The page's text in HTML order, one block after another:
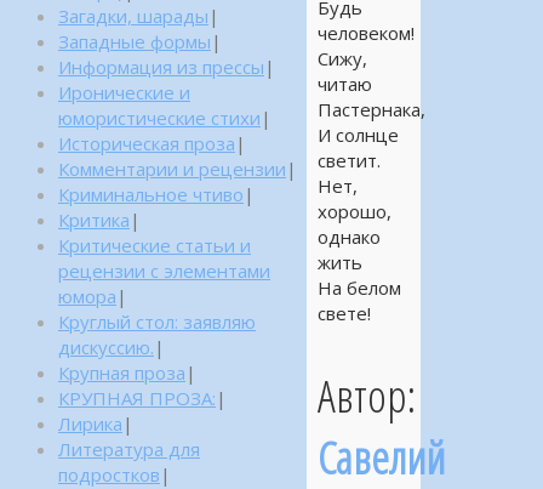
Будь
человеком!
Сижу,
читаю
Пастернака,
И солнце
светит.
Нет,
хорошо,
однако
жить
На белом
свете!
Автор:
Савелий
Загадки, шарады |
Западные формы |
Информация из прессы |
Иронические и
юмористические стихи |
Историческая проза |
Комментарии и рецензии |
Криминальное чтиво |
Критика |
Критические статьи и
рецензии с элементами
юмора |
Круглый стол: заявляю
дискуссию. |
Крупная проза |
КРУПНАЯ ПРОЗА: |
Лирика |
Литература для
подростков |